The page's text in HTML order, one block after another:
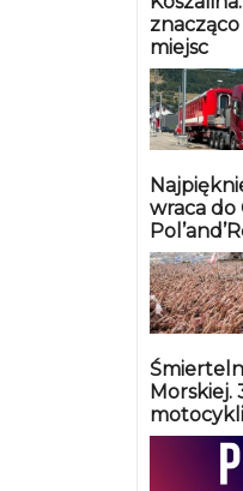
miejsc
wraca do
Morskiej.